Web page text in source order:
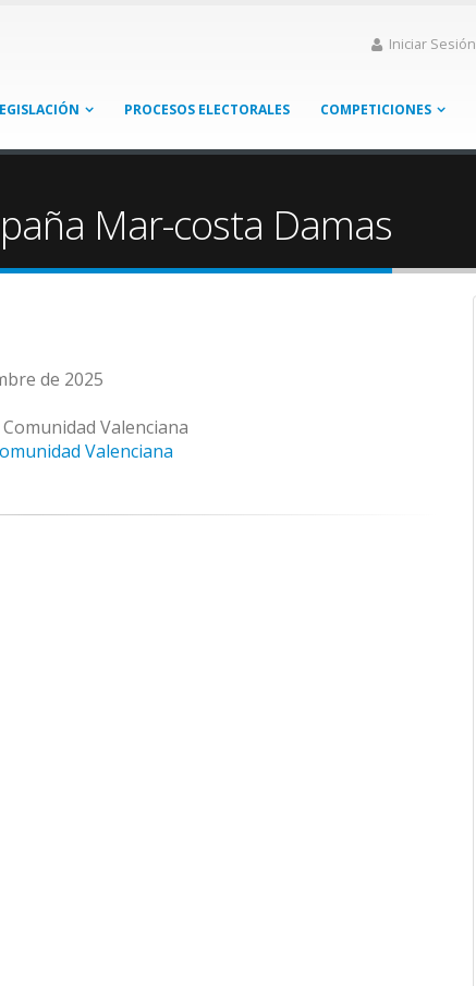
Iniciar Sesión
PROCESOS ELECTORALES COMPETICIONES
Mar-costa Damas
de 2025
Valenciana
Valenciana